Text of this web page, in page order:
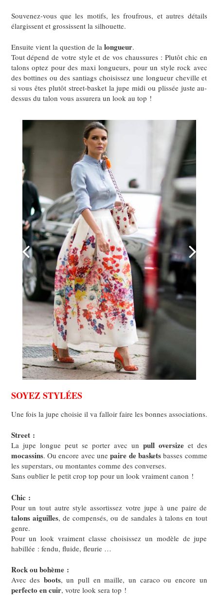
Souvenez-vous que les motifs, les froufrous, et autres détails
élargissent et grossissent la silhouette.
Ensuite vient la question de la longueur.
Tout dépend de votre style et de vos chaussures : Plutôt chic en
talons optez pour des maxi longueurs, pour un style rock avec
des bottines ou des santiags choisissez une longueur cheville et
si vous êtes plutôt street-basket la jupe midi ou plissée juste au-
dessus du talon vous assurera un look au top !
SOYEZ STYLÉES
Une fois la jupe choisie il va falloir faire les bonnes associations.
Street :
La jupe longue peut se porter avec un pull oversizeet des
mocassins. Ou encore avec unepaire de basketsbasses comme
les superstars, ou montantes comme des converses.
Sans oublier le petit crop top pour un look vraiment canon !
Chic :
Pour un tout autre style assortissez votre jupe à une paire de
talons aiguilles, de compensés, ou de sandales à talons en tout
genre.
Pour un look vraiment classe choisissez un modèle de jupe
habillée : fendu, fluide, fleurie …
Rock ou bohème :
Avec des boots, un pull en maille, un caraco ou encore un
perfecto en cuir, votre look sera top !